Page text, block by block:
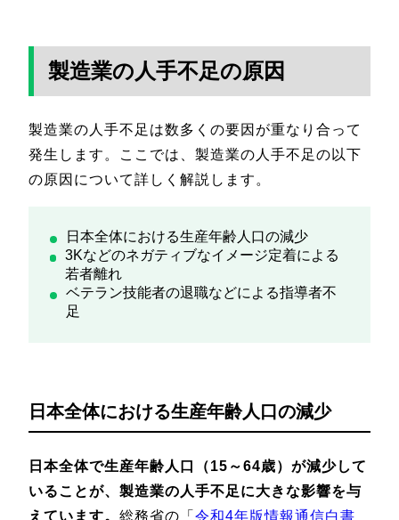
製造業の人手不足の原因
製造業の人手不足は数多くの要因が重なり合って
発生します。ここでは、製造業の人手不足の以下
の原因について詳しく解説します。
日本全体における生産年齢人口の減少
3Kなどのネガティブなイメージ定着による
若者離れ
ベテラン技能者の退職などによる指導者不
足
日本全体における生産年齢人口の減少
日本全体で生産年齢人口（15～64歳）が減少して
いることが、製造業の人手不足に大きな影響を与
えています。 総務省の「 令和4年版情報通信白書